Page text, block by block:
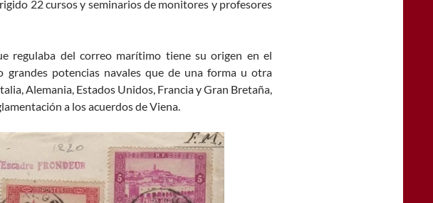
22 cursos y seminarios de monitores y profesores
regulaba del correo marítimo tiene su origen en el
grandes potencias navales que de una forma u otra
Alemania, Estados Unidos, Francia y Gran Bretaña,
a los acuerdos de Viena.